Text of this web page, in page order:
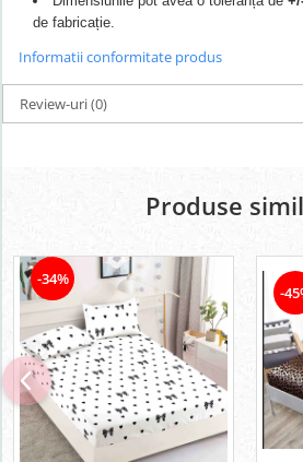
de fabricație.
Informatii conformitate produs
Review-uri(0)
Produse
-34%
-